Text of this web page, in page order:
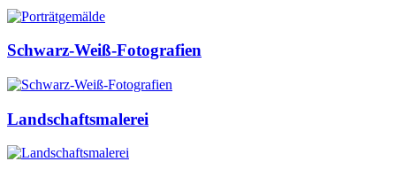
Schwarz-Weiß-Fotografien
Landschaftsmalerei